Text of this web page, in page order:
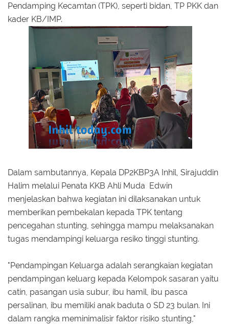
Pendamping Kecamtan (TPK), seperti bidan, TP PKK dan
kader KB/IMP.
Dalam sambutannya, Kepala DP2KBP3A Inhil, Sirajuddin
Halim melalui Penata KKB Ahli Muda Edwin
menjelaskan bahwa kegiatan ini dilaksanakan untuk
memberikan pembekalan kepada TPK tentang
pencegahan stunting, sehingga mampu melaksanakan
tugas mendampingi keluarga resiko tinggi stunting.
"Pendampingan Keluarga adalah serangkaian kegiatan
pendampingan keluarg kepada Kelompok sasaran yaitu
catin, pasangan usia subur, ibu hamil, ibu pasca
persalinan, ibu memiliki anak baduta 0 SD 23 bulan. Ini
dalam rangka meminimalisir faktor risiko stunting,"